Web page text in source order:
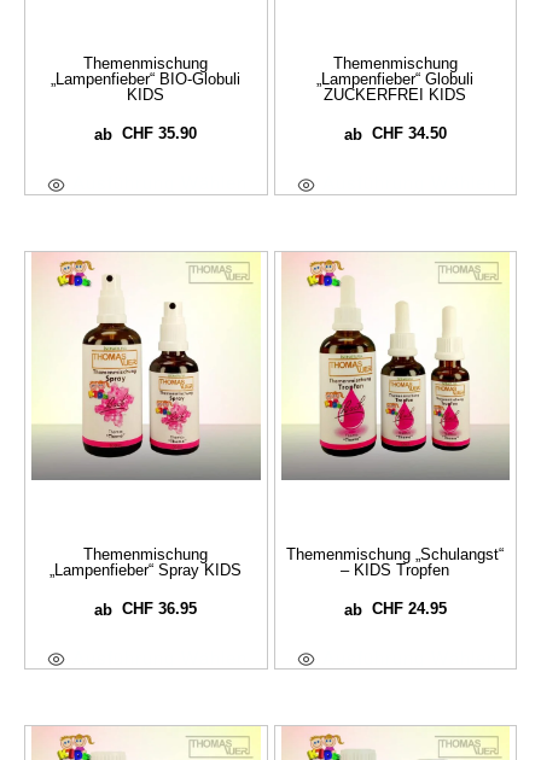
Themenmischung
„Lampenfieber“ BIO-Globuli
KIDS
abCHF 35.90
Themenmischung
„Lampenfieber“ Globuli
ZUCKERFREI KIDS
ab CHF34.50
Themenmischung
„Lampenfieber“ Spray KIDS
abCHF 36.95
Themenmischung „Schulangst“
– KIDS Tropfen
ab CHF24.95